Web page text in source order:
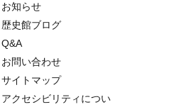
お知らせ
歴史館ブログ
Q&A
お問い合わせ
サイトマップ
アクセシビリティについ